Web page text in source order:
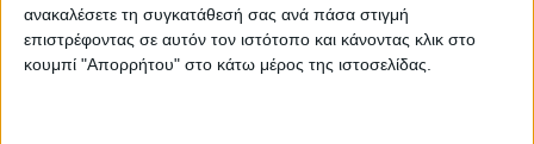
ανακαλέσετε τη συγκατάθεσή σας ανά πάσα στιγμή
επιστρέφοντας σε αυτόν τον ιστότοπο και κάνοντας κλικ στο
κουμπί "Απορρήτου" στο κάτω μέρος της ιστοσελίδας.